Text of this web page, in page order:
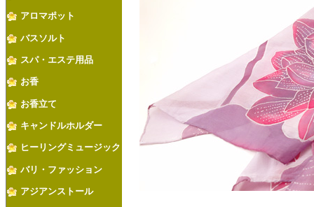
アロマポット
バスソルト
スパ・エステ用品
お香
お香立て
キャンドルホルダー
ヒーリングミュージック
バリ・ファッション
アジアンストール